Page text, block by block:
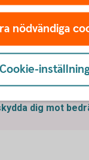
mot
är det
koder eller
och hur du
dig mot
nödvändiga
Cookie-